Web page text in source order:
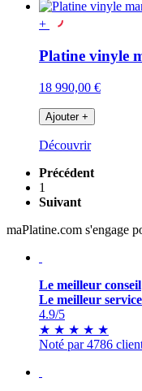
+
Platine vinyle
18 990,00 €
Ajouter +
Découvrir
Précédent
1
Suivant
maPlatine.com s'engage
Le meilleur conseil
Le meilleur service
4.9/5
★ ★ ★ ★ ★
Noté par 4786